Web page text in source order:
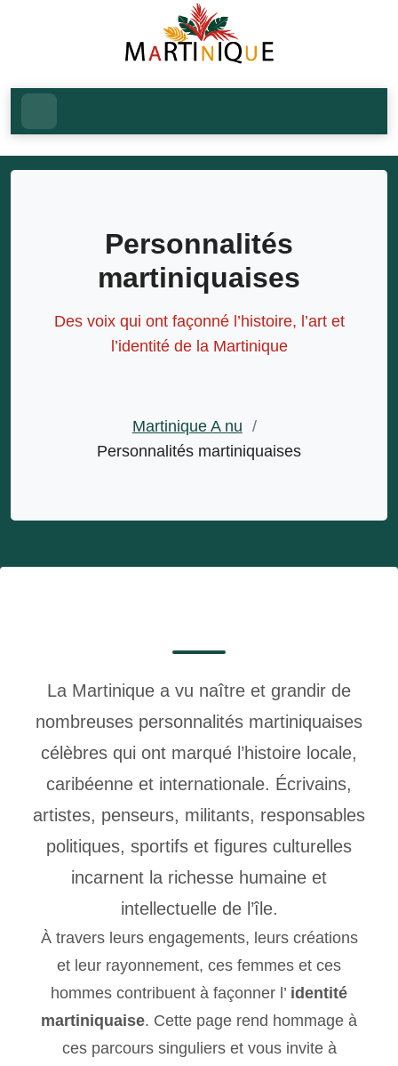
Personnalités
martiniquaises
Des voix qui ont façonné l’histoire, l’art et
l’identité de la Martinique
Martinique A nu /
Personnalités martiniquaises
La Martinique a vu naître et grandir de
nombreuses personnalités martiniquaises
célèbres qui ont marqué l’histoire locale,
caribéenne et internationale. Écrivains,
artistes, penseurs, militants, responsables
politiques, sportifs et figures culturelles
incarnent la richesse humaine et
intellectuelle de l’île.
À travers leurs engagements, leurs créations
et leur rayonnement, ces femmes et ces
hommes contribuent à façonner l’ identité
martiniquaise. Cette page rend hommage à
ces parcours singuliers et vous invite à